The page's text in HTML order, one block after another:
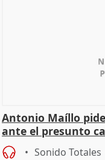
Antonio Maíllo
ante el presunto
Sonido Totales